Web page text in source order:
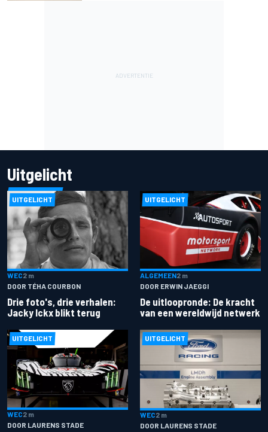
Uitgelicht
UITGELICHT
WEC2 m
DOOR TÉHA COURBON
Drie foto's, drie verhalen:
Jacky Ickx blikt terug
UITGELICHT
ALGEMEEN2 m
DOOR ERWIN JAEGGI
De uitloopronde: De kracht
van een wereldwijd netwerk
UITGELICHT
WEC2 m
DOOR LAURENS STADE
UITGELICHT
WEC2 m
DOOR LAURENS STADE